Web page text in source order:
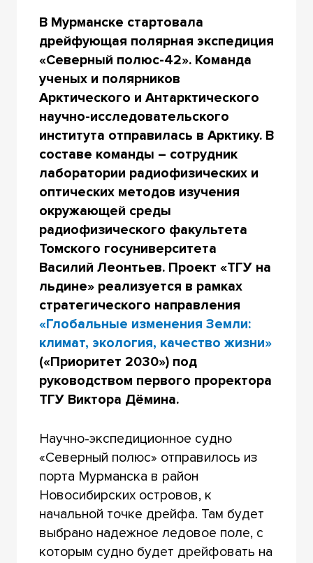
В Мурманске стартовала
дрейфующая полярная экспедиция
«Северный полюс-42». Команда
ученых и полярников
Арктического и Антарктического
научно-исследовательского
института отправилась в Арктику. В
составе команды – сотрудник
лаборатории радиофизических и
оптических методов изучения
окружающей среды
радиофизического факультета
Томского госуниверситета
Василий Леонтьев. Проект «ТГУ на
льдине» реализуется в рамках
стратегического направления
«Глобальные изменения Земли:
климат, экология, качество жизни»
(«Приоритет 2030») под
руководством первого проректора
ТГУ Виктора Дёмина.
Научно-экспедиционное судно
«Северный полюс» отправилось из
порта Мурманска в район
Новосибирских островов, к
начальной точке дрейфа. Там будет
выбрано надежное ледовое поле, с
которым судно будет дрейфовать на